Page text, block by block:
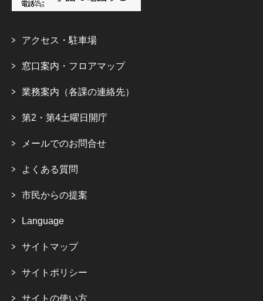
アクセス・駐車場
窓口案内・フロアマップ
業務案内（各課の連絡先）
第2・第4土曜日開庁
メールでのお問合せ
よくある質問
市民からの提案
Language
サイトマップ
サイトポリシー
サイトの使い方